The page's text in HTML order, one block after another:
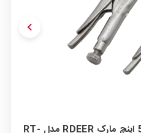
chevron_left
انبر قفلی جفتی سایز 4.5 و 5 اینچ مارک RDEER مدل RT-